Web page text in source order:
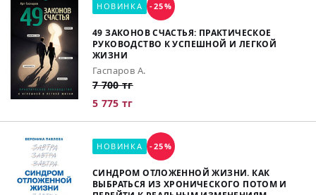
НОВИНКА -25%
49 ЗАКОНОВ СЧАСТЬЯ: ПРАКТИЧЕСКОЕ
РУКОВОДСТВО К УСПЕШНОЙ И ЛЕГКОЙ
ЖИЗНИ
Гаспаров А.
7 700 тг
5 775 тг
НОВИНКА -25%
СИНДРОМ ОТЛОЖЕННОЙ ЖИЗНИ. КАК
ВЫБРАТЬСЯ ИЗ ХРОНИЧЕСКОГО ПОТОМ И